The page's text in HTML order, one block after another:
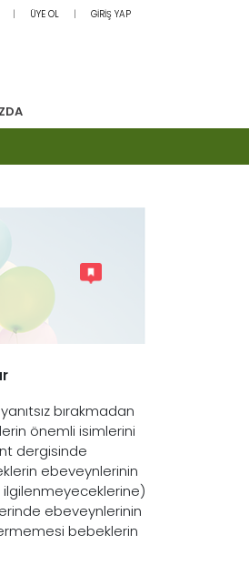
ÜYE OL GİRİŞ YAP
bırakmadan
önemli isimlerini
dergisinde
ebeveynlerinin
ilgilenmeyeceklerine)
ebeveynlerinin
bebeklerin